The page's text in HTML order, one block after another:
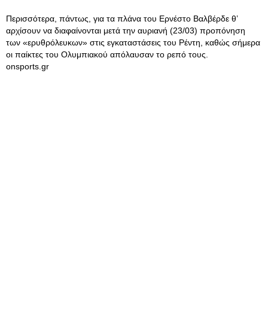
Περισσότερα, πάντως, για τα πλάνα του Ερνέστο Βαλβέρδε θ’
αρχίσουν να διαφαίνονται μετά την αυριανή (23/03) προπόνηση
των «ερυθρόλευκων» στις εγκαταστάσεις του Ρέντη, καθώς σήμερα
οι παίκτες του Ολυμπιακού απόλαυσαν το ρεπό τους.
onsports.gr